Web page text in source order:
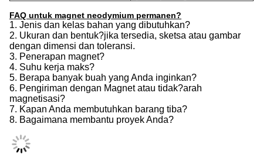
FAQ untuk magnet neodymium permanen?
1. Jenis dan kelas bahan yang dibutuhkan?
2. Ukuran dan bentuk?jika tersedia, sketsa atau gambar
dengan dimensi dan toleransi.
3. Penerapan magnet?
4. Suhu kerja maks?
5. Berapa banyak buah yang Anda inginkan?
6. Pengiriman dengan Magnet atau tidak?arah
magnetisasi?
7. Kapan Anda membutuhkan barang tiba?
8. Bagaimana membantu proyek Anda?